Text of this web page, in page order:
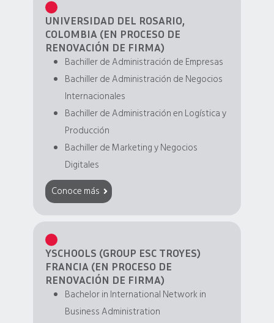
UNIVERSIDAD DEL ROSARIO,
COLOMBIA (EN PROCESO DE
RENOVACIÓN DE FIRMA)
Bachiller de Administración de Empresas
Bachiller de Administración de Negocios
Internacionales
Bachiller de Administración en Logística y
Producción
Bachiller de Marketing y Negocios
Digitales
Conoce más
YSCHOOLS (GROUP ESC TROYES)
FRANCIA (EN PROCESO DE
RENOVACIÓN DE FIRMA)
Bachelor in International Network in
Business Administration